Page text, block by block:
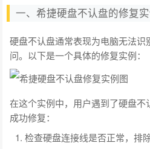
一、希捷硬盘不认盘的修复
硬盘不认盘通常表现为电脑无法
问。以下是一个具体的修复实例：
在这个实例中，用户遇到了硬盘
成功修复：
检查硬盘连接线是否正常，排